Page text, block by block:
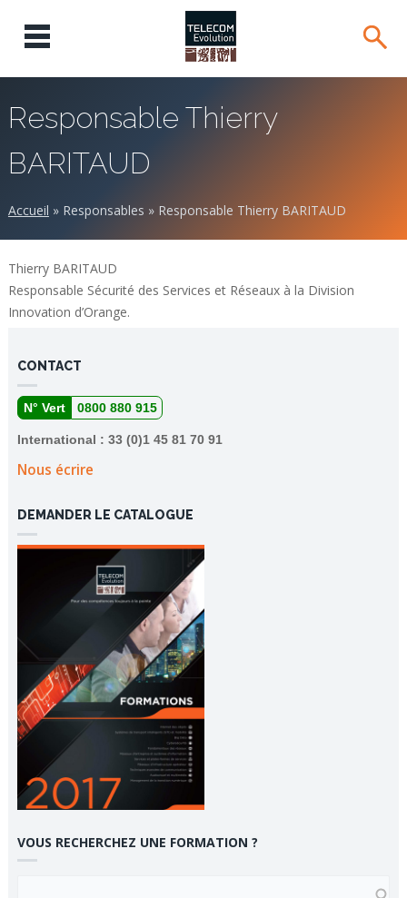
Responsable Thierry
BARITAUD
Accueil » Responsables » Responsable Thierry BARITAUD
Thierry BARITAUD
Responsable Sécurité des Services et Réseaux à la Division
Innovation d’Orange.
CONTACT
N° Vert 0800 880 915
International : 33 (0)1 45 81 70 91
Nous écrire
DEMANDER LE CATALOGUE
VOUS RECHERCHEZ UNE FORMATION ?